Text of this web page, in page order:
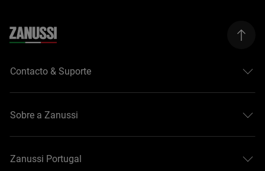
Contacto & Suporte
Sobre a Zanussi
Zanussi Portugal